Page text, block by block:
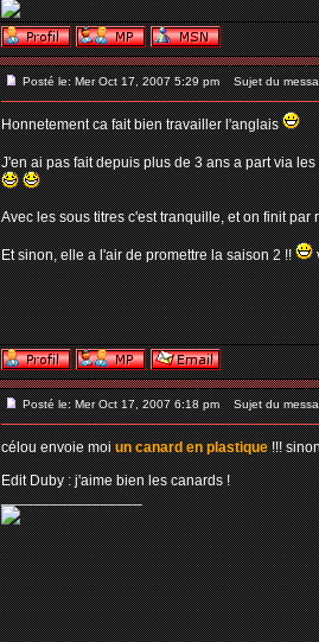
Posté le: Mer Oct 17, 2007 5:29 pm Sujet du
Honnetement ca fait bien travailler l'anglais
J'en ai pas fait depuis plus de 3 ans a part via
Avec les sous titres c'est tranquille, et on finit
Et sinon, elle a l'air de promettre la saison 2 !!
Posté le: Mer Oct 17, 2007 6:18 pm Sujet du
célou envoie moiun canard en plastique!!!
Edit Duby : j'aime bien les canards !
_________________